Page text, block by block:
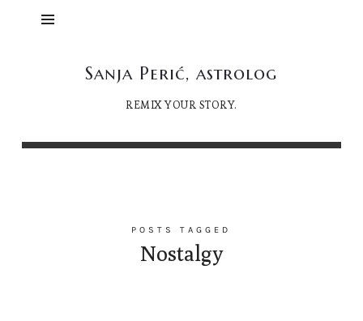
Sanja
astrolog
Sanja Perić, astrolog
REMIX YOUR STORY.
POSTS TAGGED
Nostalgy